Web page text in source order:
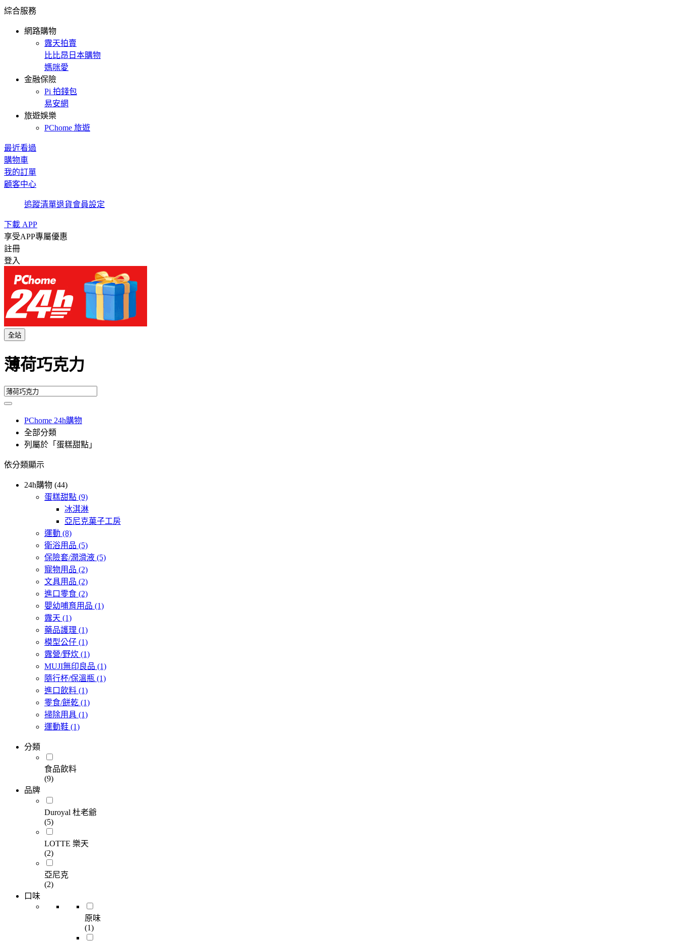
綜合服務
網路購物
露天拍賣
比比昂日本購物
媽咪愛
金融保險
Pi 拍錢包
易安網
旅遊娛樂
PChome 旅遊
最近看過
購物車
我的訂單
顧客中心
追蹤清單退貨會員設定
下載 APP
享受APP專屬優惠
註冊
登入
全站
薄荷巧克力
PChome 24h購物
全部分類
列屬於「蛋糕甜點」
依分類顯示
24h購物 (44)
蛋糕甜點 (9)
冰淇淋
亞尼克菓子工房
運動 (8)
衛浴用品 (5)
保險套/潤滑液 (5)
寵物用品 (2)
文具用品 (2)
進口零食 (2)
嬰幼哺育用品 (1)
露天 (1)
藥品護理 (1)
模型公仔 (1)
露營/野炊 (1)
MUJI無印良品 (1)
隨行杯/保溫瓶 (1)
進口飲料 (1)
零食/餅乾 (1)
掃除用具 (1)
運動鞋 (1)
分類
食品飲料
(9)
品牌
Duroyal 杜老爺
(5)
LOTTE 樂天
(2)
亞尼克
(2)
口味
原味
(1)